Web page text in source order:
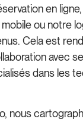
en ligne,
ou notre
Cela est
avec
dans les
nous